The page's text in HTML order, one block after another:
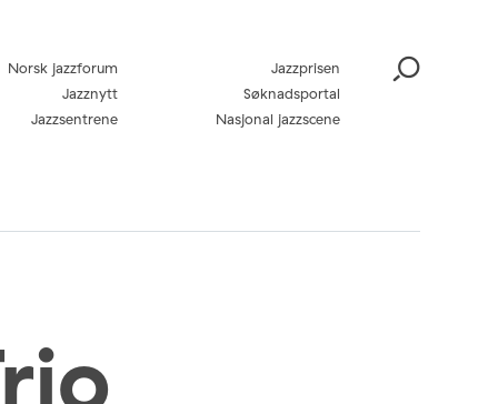
Norsk jazzforum
Jazzprisen
Jazznytt
Søknadsportal
Jazzsentrene
Nasjonal jazzscene